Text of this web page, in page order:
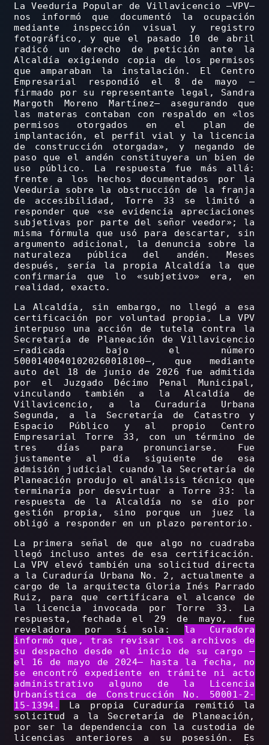
La Veeduría Popular de Villavicencio –VPV–
nos informó que documentó la ocupación
mediante inspección visual y registro
fotográfico, y que el pasado 10 de abril
radicó un derecho de petición ante la
Alcaldía exigiendo copia de los permisos
que amparaban la instalación. El Centro
Empresarial respondió el 8 de mayo –
firmado por su representante legal, Sandra
Margoth Moreno Martínez– asegurando que
las materas contaban con respaldo en «los
permisos otorgados en el plan de
implantación, el perfil vial y la licencia
de construcción otorgada», y negando de
paso que el andén constituyera un bien de
uso público. La respuesta fue más allá:
frente a los hechos documentados por la
Veeduría sobre la obstrucción de la franja
de accesibilidad, Torre 33 se limitó a
responder que «se evidencia apreciaciones
subjetivas por parte del señor veedor»; la
misma fórmula que usó para descartar, sin
argumento adicional, la denuncia sobre la
naturaleza pública del andén. Meses
después, sería la propia Alcaldía la que
confirmaría que lo «subjetivo» era, en
realidad, exacto.
La Alcaldía, sin embargo, no llegó a esa
certificación por voluntad propia. La VPV
interpuso una acción de tutela contra la
Secretaría de Planeación de Villavicencio
–radicada bajo el número
50001400401020260018100–, que mediante
auto del 18 de junio de 2026 fue admitida
por el Juzgado Décimo Penal Municipal,
vinculando también a la Alcaldía de
Villavicencio, a la Curaduría Urbana
Segunda, a la Secretaría de Catastro y
Espacio Público y al propio Centro
Empresarial Torre 33, con un término de
tres días para pronunciarse. Fue
justamente al día siguiente de esa
admisión judicial cuando la Secretaría de
Planeación produjo el análisis técnico que
terminaría por desvirtuar a Torre 33: la
respuesta de la Alcaldía no se dio por
gestión propia, sino porque un juez la
obligó a responder en un plazo perentorio.
La primera señal de que algo no cuadraba
llegó incluso antes de esa certificación.
La VPV elevó también una solicitud directa
a la Curaduría Urbana No. 2, actualmente a
cargo de la arquitecta Gloria Inés Parrado
Ruiz, para que certificara el alcance de
la licencia invocada por Torre 33. La
respuesta, fechada el 29 de mayo, fue
reveladora por sí sola: la Curadora
informó que, tras revisar los archivos de
su despacho desde el inicio de su cargo –
el 16 de mayo de 2024– hasta la fecha, no
se encontró expediente en trámite ni acto
administrativo alguno de la Licencia
Urbanística de Construcción No. 50001-2-
15-1394.
La propia Curaduría remitió la
solicitud a la Secretaría de Planeación,
por ser la dependencia con la custodia de
licencias anteriores a su posesión. Es